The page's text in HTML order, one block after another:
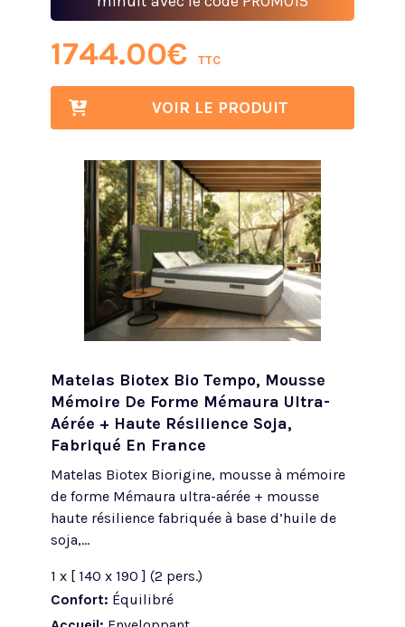
1744.00€ TTC
VOIR LE PRODUIT
Matelas Biotex Bio Tempo, Mousse
Mémoire De Forme Mémaura Ultra-
Aérée + Haute Résilience Soja,
Fabriqué En France
Matelas Biotex Biorigine, mousse à mémoire
de forme Mémaura ultra-aérée + mousse
haute résilience fabriquée à base d’huile de
soja,...
1 x [ 140 x 190 ] (2 pers.)
Confort: Équilibré